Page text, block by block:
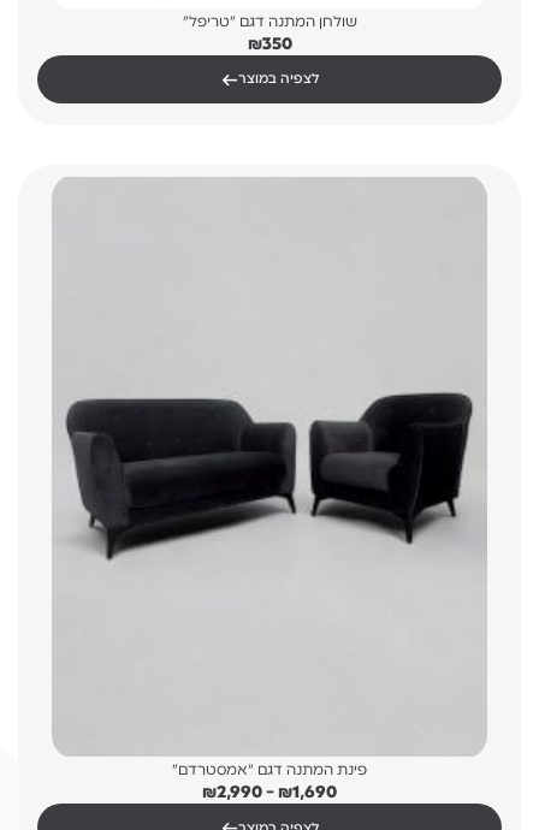
שולחן המתנה דגם "טריפל"
₪350
←לצפיה במוצר
פינת המתנה דגם "אמסטרדם"
₪1,690
–
₪2,990 טווח